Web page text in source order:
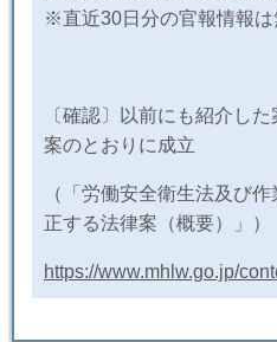
※直近30日分の官報情報
〔確認〕以前にも紹介し
案のとおりに成立
（「労働安全衛生法及び
正する法律案（概要）」）
https://www.mhlw.go.jp/